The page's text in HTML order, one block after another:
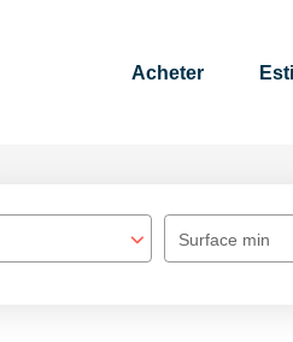
Acheter
Surface min